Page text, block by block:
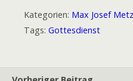
Kategorien: Max Josef
Tags: Gottesdienst